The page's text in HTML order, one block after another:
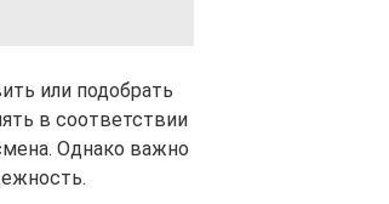
или подобрать
в соответствии
Однако важно